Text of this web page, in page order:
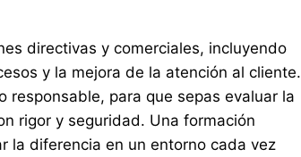
directivas y comerciales, incluyendo
y la mejora de la atención al cliente.
responsable, para que sepas evaluar la
rigor y seguridad. Una formación
la diferencia en un entorno cada vez